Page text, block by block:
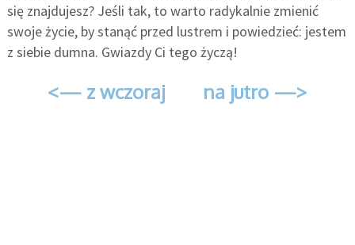
się znajdujesz? Jeśli tak, to warto radykalnie zmienić
swoje życie, by stanąć przed lustrem i powiedzieć: jestem
z siebie dumna. Gwiazdy Ci tego życzą!
<— z wczoraj na jutro —>